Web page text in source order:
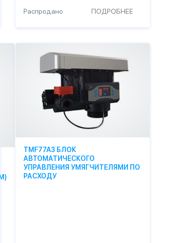
Распродано ПОДРОБНЕЕ
TMF77A3 БЛОК
АВТОМАТИЧЕСКОГО
УПРАВЛЕНИЯ УМЯГЧИТЕЛЯМИ ПО
РАСХОДУ